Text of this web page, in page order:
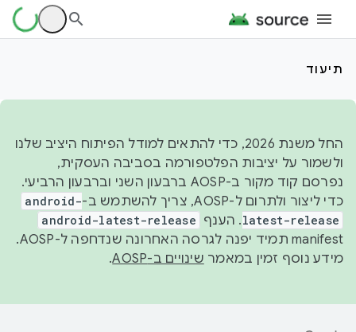
תיעוד
החל משנת 2026, כדי להתאים למודל הפיתוח היציב שלנו
ולשמור על יציבות הפלטפורמה בסביבה העסקית,
נפרסם קוד מקור ב-AOSP ברבעון השני וברבעון הרביעי.
כדי ליצור ולתרום ל-AOSP, צריך להשתמש ב-
android-
latest-release. הענף android-latest-release
manifest תמיד יפנה לגרסה האחרונה שנדחפה ל-AOSP.
מידע נוסף זמין במאמר שינויים ב-AOSP .